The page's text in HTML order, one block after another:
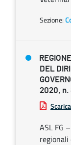
Sezione:
DEL
2020, n.
Scarica
ASL FG